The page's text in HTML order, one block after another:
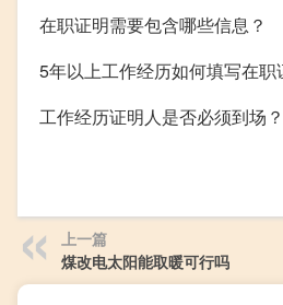
在职证明需要包含哪些信息？
5年以上工作经历如何填写在职
工作经历证明人是否必须到场？
上一篇
煤改电太阳能取暖可行吗